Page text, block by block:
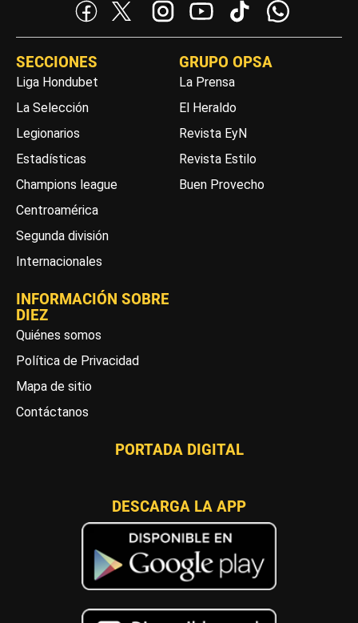
SECCIONES
Liga Hondubet
La Selección
Legionarios
Estadísticas
Champions league
Centroamérica
Segunda división
Internacionales
GRUPO OPSA
La Prensa
El Heraldo
Revista EyN
Revista Estilo
Buen Provecho
INFORMACIÓN SOBRE
DIEZ
Quiénes somos
Política de Privacidad
Mapa de sitio
Contáctanos
PORTADA DIGITAL
DESCARGA LA APP